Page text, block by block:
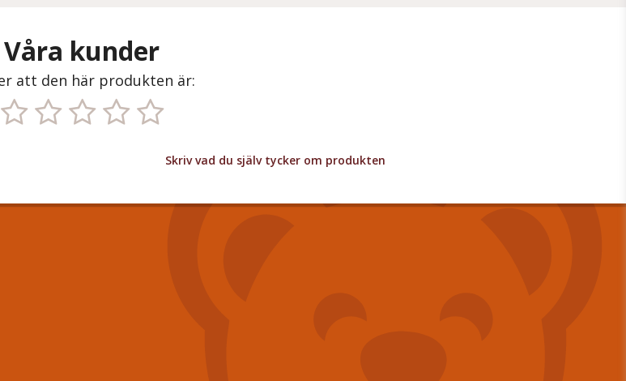
Våra kunder
att den här produkten är:
Skriv vad du själv tycker om produkten